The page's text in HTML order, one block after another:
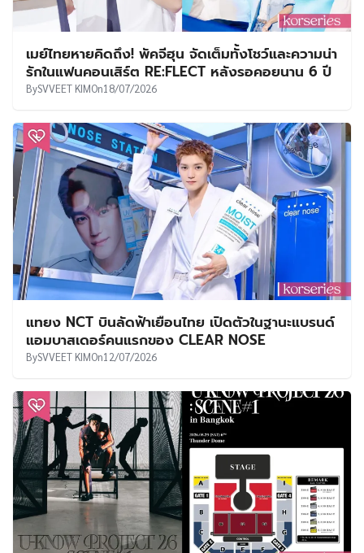
เมย์ไทยหายคิดถึง! พัคจีฮุน จัดเต็มทั้งโชว์และความน่า
รักในแฟนคอนเสิร์ต RE:FLECT หลังรอคอยนาน 6 ปี
BySVVEET KIMOn18/07/2026
แทยง NCT บินลัดฟ้าเยือนไทย เปิดตัวในฐานะแบรนด์
แอมบาสเดอร์คนแรกของ CLEAR NOSE
BySVVEET KIMOn12/07/2026